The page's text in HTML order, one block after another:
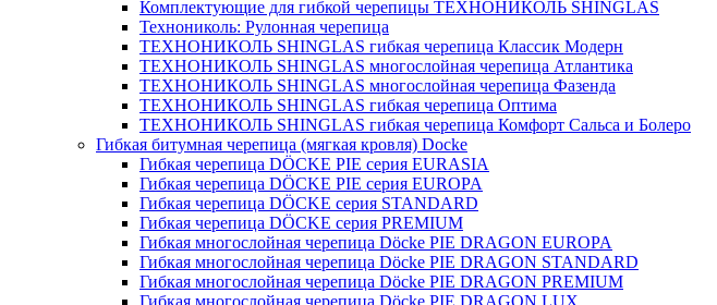
Комплектующие для гибкой черепицы ТЕХНОНИКОЛЬ SHINGLAS
Технониколь: Рулонная черепица
ТЕХНОНИКОЛЬ SHINGLAS гибкая черепица Классик Модерн
ТЕХНОНИКОЛЬ SHINGLAS многослойная черепица Атлантика
ТЕХНОНИКОЛЬ SHINGLAS многослойная черепица Фазенда
ТЕХНОНИКОЛЬ SHINGLAS гибкая черепица Оптима
ТЕХНОНИКОЛЬ SHINGLAS гибкая черепица Комфорт Сальса и Болеро
Гибкая битумная черепица (мягкая кровля) Docke
Гибкая черепица DÖCKE PIE серия EURASIA
Гибкая черепица DÖCKE PIE серия EUROPA
Гибкая черепица DÖCKE серия STANDARD
Гибкая черепица DÖCKE серия PREMIUM
Гибкая многослойная черепица Döcke PIE DRAGON EUROPA
Гибкая многослойная черепица Döcke PIE DRAGON STANDARD
Гибкая многослойная черепица Döcke PIE DRAGON PREMIUM
Гибкая многослойная черепица Döcke PIE DRAGON LUX